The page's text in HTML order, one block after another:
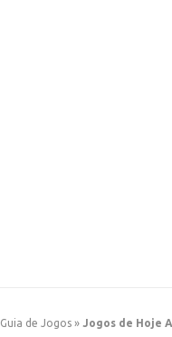
Guia de Jogos » Jogos de Hoje